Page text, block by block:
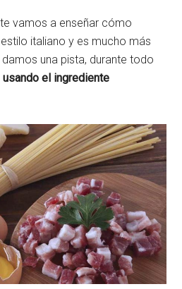
vamos a enseñar cómo
italiano y es mucho más
una pista, durante todo
usando el ingrediente